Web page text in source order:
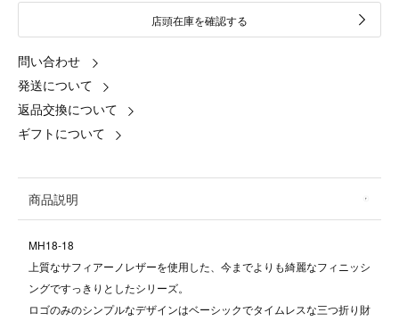
店頭在庫を確認する
問い合わせ
発送について
返品交換について
ギフトについて
商品説明
MH18-18
上質なサフィアーノレザーを使用した、今までよりも綺麗なフィニッシ
ングですっきりとしたシリーズ。
ロゴのみのシンプルなデザインはベーシックでタイムレスな三つ折り財